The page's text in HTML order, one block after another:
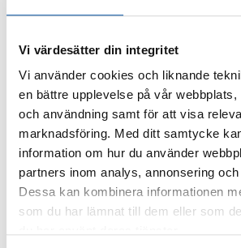
Vi värdesätter din integritet
Vi använder cookies och liknande
en bättre upplevelse på vår
och användning samt för att visa
marknadsföring. Med ditt samtycke
information om hur du använder
partners inom analys, annonsering
Dessa kan kombinera informationen
som du har lämnat till dem eller som
SHARE ARTICLE